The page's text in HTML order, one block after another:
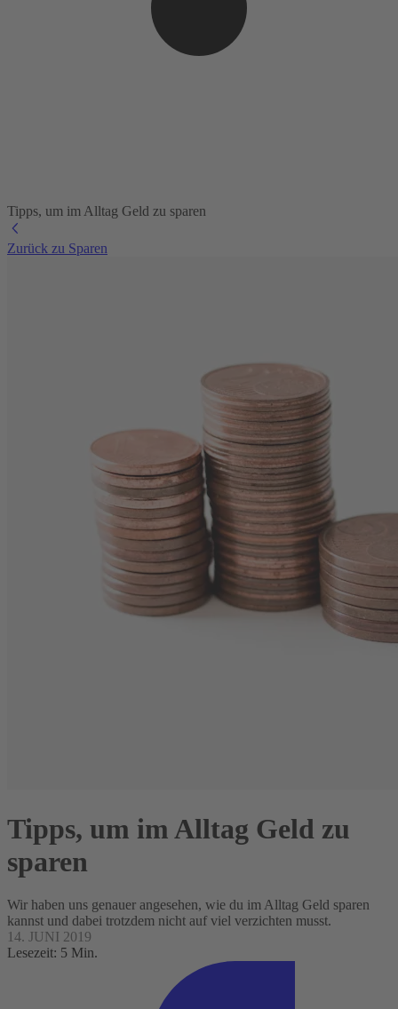
Tipps, um im Alltag Geld zu sparen
Zurück zu Sparen
Tipps, um im Alltag Geld zu
sparen
Wir haben uns genauer angesehen, wie du im Alltag Geld sparen
kannst und dabei trotzdem nicht auf viel verzichten musst.
14. JUNI 2019
Lesezeit: 5 Min.